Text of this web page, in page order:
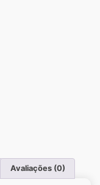
Avaliações (0)